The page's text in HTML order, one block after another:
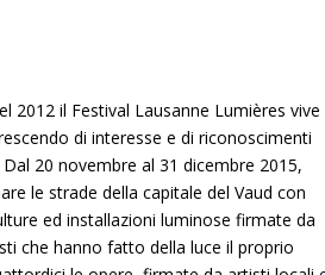
2012 il Festival Lausanne Lumières vive
di interesse e di riconoscimenti
20 novembre al 31 dicembre 2015,
le strade della capitale del Vaud con
ed installazioni luminose firmate da
che hanno fatto della luce il proprio